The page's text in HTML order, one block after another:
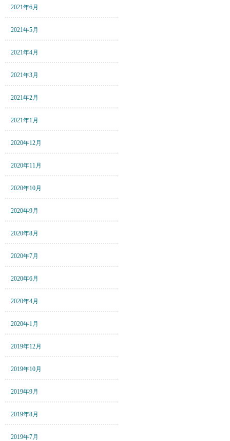
2021年6月
2021年5月
2021年4月
2021年3月
2021年2月
2021年1月
2020年12月
2020年11月
2020年10月
2020年9月
2020年8月
2020年7月
2020年6月
2020年4月
2020年1月
2019年12月
2019年10月
2019年9月
2019年8月
2019年7月